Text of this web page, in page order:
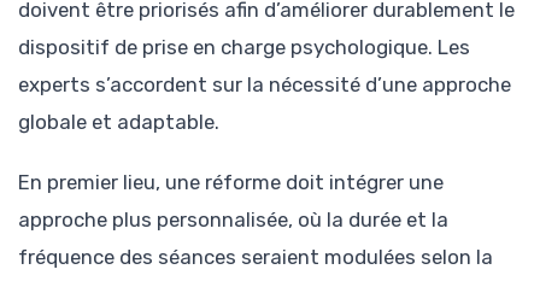
doivent être priorisés afin d’améliorer durablement le
dispositif de prise en charge psychologique. Les
experts s’accordent sur la nécessité d’une approche
globale et adaptable.
En premier lieu, une réforme doit intégrer une
approche plus personnalisée, où la durée et la
fréquence des séances seraient modulées selon la